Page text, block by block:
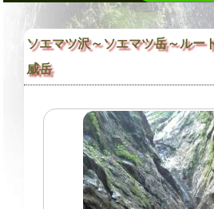
ソエマツ沢～ソエマツ岳～ルー
威岳